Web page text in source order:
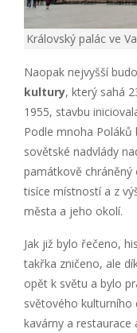
Královský palác ve
Naopak nejvyšší
kultury, který sahá
1955, stavbu
Podle mnoha
sovětské nadvlády
památkově
tisíce místností a z
města a jeho okolí.
Jak již bylo řečeno,
takřka zničeno, ale
opět k světu a bylo
světového kulturního
kavárny a restaurace